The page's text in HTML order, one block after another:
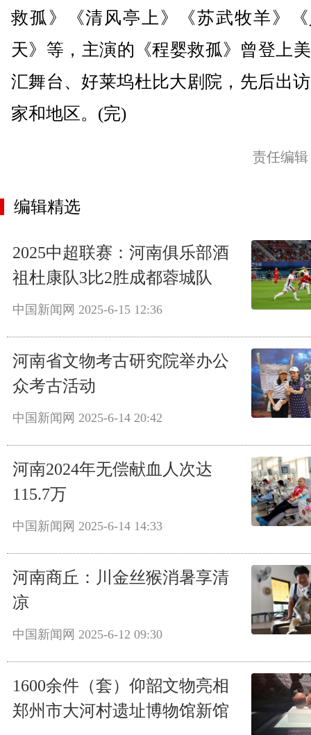
救孤》《清风亭上》《苏武牧羊》
天》等，主演的《程婴救孤》曾登上
汇舞台、好莱坞杜比大剧院，先后出
家和地区。(完)
责任编
编辑精选
2025中超联赛：河南俱乐部酒
祖杜康队3比2胜成都蓉城队
中国新闻网 2025-6-15 12:36
河南省文物考古研究院举办公
众考古活动
中国新闻网 2025-6-14 20:42
河南2024年无偿献血人次达
115.7万
中国新闻网 2025-6-14 14:33
河南商丘：川金丝猴消暑享清
凉
中国新闻网 2025-6-12 09:30
1600余件（套）仰韶文物亮相
郑州市大河村遗址博物馆新馆